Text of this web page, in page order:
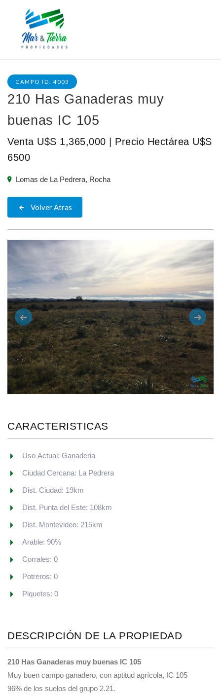
CAMPO ID. 4003
210 Has Ganaderas muy
buenas IC 105
Venta U$S 1,365,000 | Precio Hectárea U$S
6500
Lomas de La Pedrera, Rocha
Volver Atras
Anterior
CARACTERISTICAS
Uso Actual: Ganaderia
Ciudad Cercana: La Pedrera
Dist. Ciudad: 19km
Dist. Punta del Este: 108km
Dist. Montevideo: 215km
Arable: 90%
Corrales: 0
Potreros: 0
Piquetes: 0
DESCRIPCIÓN DE LA PROPIEDAD
210 Has Ganaderas muy buenas IC 105
Muy buen campo ganadero, con aptitud agrícola, IC 105
96% de los suelos del grupo 2.21.